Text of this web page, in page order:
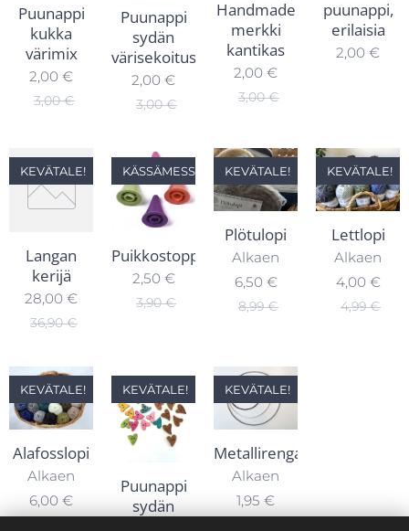
Puunappi
kukka
värimix
2,00 €
3,00€
Puunappi
sydän
värisekoitus
2,00 €
3,00€
Handmade
merkki
kantikas
2,00 €
3,00€
puunappi,
erilaisia
2,00 €
Langan
kerijä
KEVÄTALE!
28,00 €
36,90€
Puikkostoppari
KÄSSÄMESSUTARJOUS!
2,50€
3,90€
Plötulopi
KEVÄTALE!
Alkaen
6,50€
8,99€
Lettlopi
KEVÄTALE!
Alkaen
4,00€
4,99€
Alafosslopi
KEVÄTALE!
Alkaen
6,00 €
Puunappi
sydän
KEVÄTALE!
Metallirengas
KEVÄTALE!
Alkaen
1,95 €